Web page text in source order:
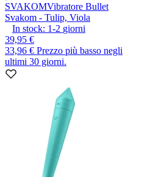
SVAKOMVibratore Bullet
Svakom - Tulip, Viola
In stock: 1-2 giorni
39,95 €
33,96 € Prezzo più basso negli
ultimi 30 giorni.